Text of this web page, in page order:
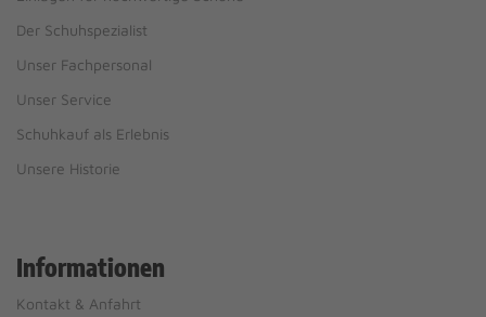
Der Schuhspezialist
Unser Fachpersonal
Unser Service
Schuhkauf als Erlebnis
Unsere Historie
Informationen
Kontakt & Anfahrt